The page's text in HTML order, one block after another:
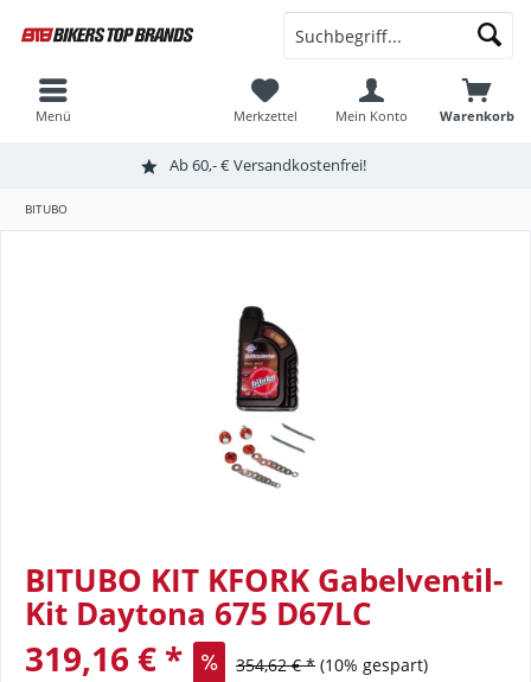
Ab 60,- € Versandkostenfrei!
Warenkorb
Merkzettel Mein Konto
Menü
BITUBO
BITUBO KIT KFORK Gabelventil-
Kit Daytona 675 D67LC
319,16 € * 354,62 € * (10% gespart)